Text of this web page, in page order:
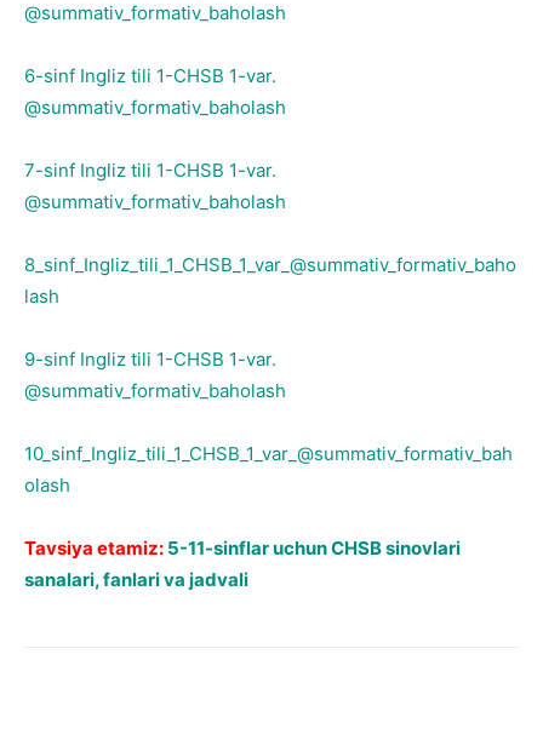
@summativ_formativ_baholash
6-sinf Ingliz tili 1-CHSB 1-var.
@summativ_formativ_baholash
7-sinf Ingliz tili 1-CHSB 1-var.
@summativ_formativ_baholash
8_sinf_Ingliz_tili_1_CHSB_1_var_@summativ_formativ_baho
lash
9-sinf Ingliz tili 1-CHSB 1-var.
@summativ_formativ_baholash
10_sinf_Ingliz_tili_1_CHSB_1_var_@summativ_formativ_bah
olash
Tavsiya etamiz: 5-11-sinflar uchun CHSB sinovlari
sanalari, fanlari va jadvali